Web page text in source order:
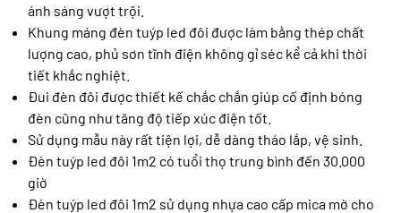
ánh sáng vượt trội.
Khung máng đèn tuýp led đôi được làm bằng thép chất
lượng cao, phủ sơn tĩnh điện không gỉ séc kể cả khi thời
tiết khắc nghiệt.
Đui đèn đôi được thiết kế chắc chắn giúp cố định bóng
đèn cũng như tăng độ tiếp xúc điện tốt.
Sử dụng mẫu này rất tiện lợi, dễ dàng tháo lắp, vệ sinh.
Đèn tuýp led đôi 1m2 có tuổi thọ trung bình đến 30.000
giờ
Đèn tuýp led đôi 1m2 sử dụng nhựa cao cấp mica mờ cho